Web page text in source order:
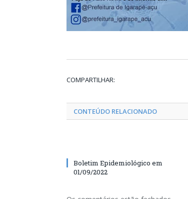
COMPARTILHAR:
CONTEÚDO RELACIONADO
Boletim Epidemiológico em
01/09/2022